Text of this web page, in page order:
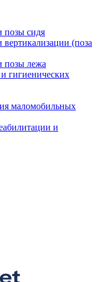
позы сидя
(поза
позы лежа
гигиенических
маломобильных
и